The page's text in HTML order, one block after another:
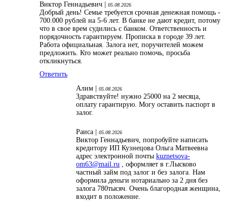
Виктор Геннадьевич | 05.08.2026
Добрый день! Семье требуется срочная денежная помощь -
700.000 рублей на 5-6 лет. В банке не дают кредит, потому
что в свое врем судились с банком. Ответственность и
порядочность гарантируем. Прописка в городе 39 лет.
Работа официальная. Залога нет, поручителей можем
предложить. Кто может реально помочь, просьба
откликнуться.
Ответить
Алим |
05.08.2026
Здравствуйте! нужно 25000 на 2 месяца,
оплату гарантирую. Могу оставить паспорт в
залог.
Раиса | 05.08.2026
Виктор Геннадьевич, попробуйте написать
кредитору ИП Кузнецова Ольга Матвеевна
адрес электронной почты kuznetsova-
om63@mail.ru , оформляет в г.Лысково
частный займ под залог и без залога. Нам
оформила деньги нотариально за 2 дня без
залога 780тысяч. Очень благородная женщина,
входит в положение.